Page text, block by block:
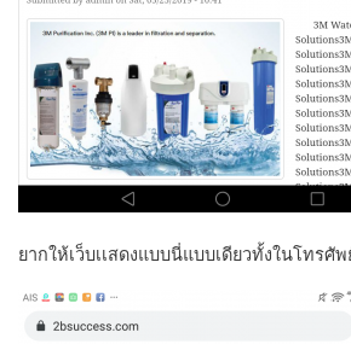
ยากให้เว็บเเสดงแบบนี่แบบเดียวทั้งในโทรศั